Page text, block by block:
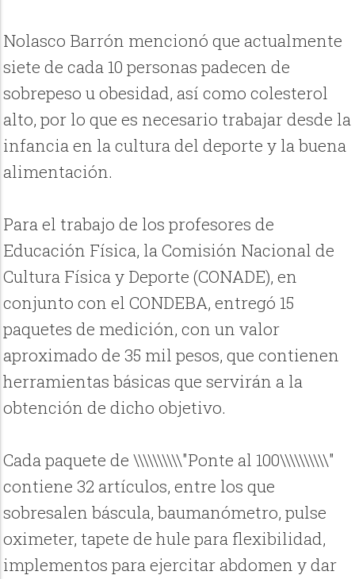
Nolasco Barrón mencionó que actualmente
siete de cada 10 personas padecen de
sobrepeso u obesidad, así como colesterol
alto, por lo que es necesario trabajar desde la
infancia en la cultura del deporte y la buena
alimentación.
Para el trabajo de los profesores de
Educación Física, la Comisión Nacional de
Cultura Física y Deporte (CONADE), en
conjunto con el CONDEBA, entregó 15
paquetes de medición, con un valor
aproximado de 35 mil pesos, que contienen
herramientas básicas que servirán a la
obtención de dicho objetivo.
Cada paquete de \\\\\\\\\\"Ponte al 100\\\\\\\\\\"
contiene 32 artículos, entre los que
sobresalen báscula, baumanómetro, pulse
oximeter, tapete de hule para flexibilidad,
implementos para ejercitar abdomen y dar